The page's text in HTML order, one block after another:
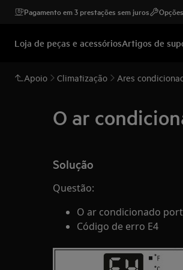
Pagamento em 3 prestações sem juros
Loja de peças e acessóriosArtigos de
Apoio Climatização Ares
O ar
Solução
Questão:
O ar condicionado
Código de erro E4